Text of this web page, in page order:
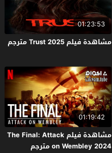
01:23:53
مشاهدة فيلم Trust 2025 مترجم
01:19:42
مشاهدة فيلم The Final: Attack
on Wembley 2024 مترجم